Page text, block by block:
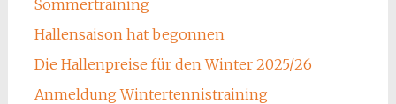
Sommertraining
Hallensaison hat begonnen
Die Hallenpreise für den Winter 2025/26
Anmeldung Wintertennistraining